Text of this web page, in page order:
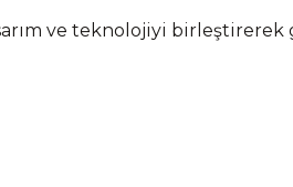
ve teknolojiyi